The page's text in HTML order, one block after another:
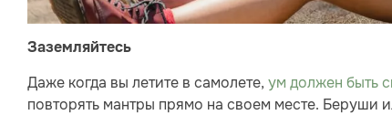
Заземляйтесь
Даже когда вы летите в самолете, ум должен быть
повторять мантры прямо на своем месте. Беруши